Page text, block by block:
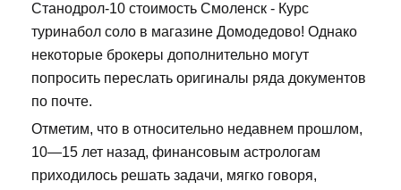
Станодрол-10 стоимость Смоленск - Курс
туринабол соло в магазине Домодедово! Однако
некоторые брокеры дополнительно могут
попросить переслать оригиналы ряда документов
по почте.
Отметим, что в относительно недавнем прошлом,
10—15 лет назад, финансовым астрологам
приходилось решать задачи, мягко говоря,